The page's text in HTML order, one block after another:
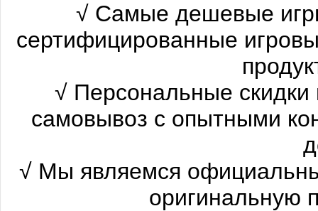
√ Самые дешевые
сертифицированные
√ Персональные
самовывоз с опытными
√ Мы являемся
оригинальную